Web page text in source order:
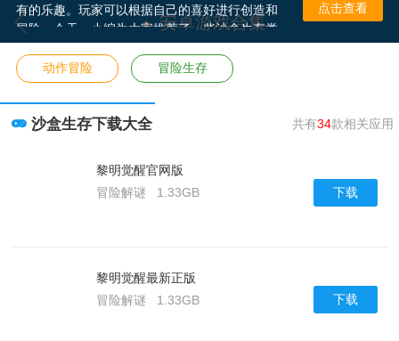
安卓游戏合集
有的乐趣。玩家可以根据自己的喜好进行创造和
冒险。今天，小编为大家推荐了一些沙盒生存类
游戏，感兴趣的小伙伴随时可以下载这些沙盒类
游戏，感受别样的游戏乐趣吧。
点击查看
动作冒险 冒险生存
沙盒生存下载大全 共有34款相关应用
黎明觉醒官网版
冒险解谜
1.33GB 下载
黎明觉醒最新正版
冒险解谜
1.33GB 下载